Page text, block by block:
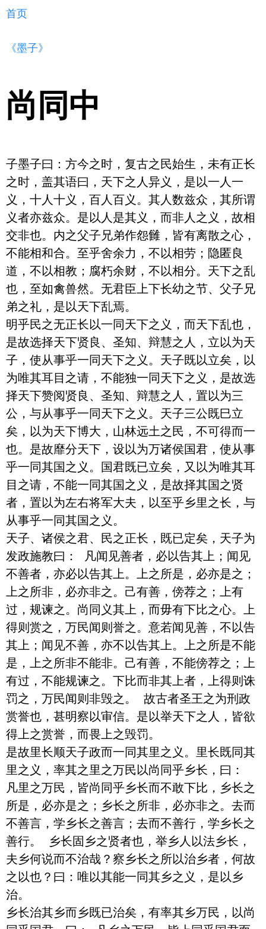
首页
《墨子》
尚同中
子墨子曰：方今之时，复古之民始生，未有正长
之时，盖其语曰，天下之人异义，是以一人一
义，十人十义，百人百义。其人数兹众，其所谓
义者亦兹众。是以人是其义，而非人之义，故相
交非也。内之父子兄弟作怨雠，皆有离散之心，
不能相和合。至乎舍余力，不以相劳；隐匿良
道，不以相教；腐朽余财，不以相分。天下之乱
也，至如禽兽然。无君臣上下长幼之节、父子兄
弟之礼，是以天下乱焉。
明乎民之无正长以一同天下之义，而天下乱也，
是故选择天下贤良、圣知、辩慧之人，立以为天
子，使从事乎一同天下之义。天子既以立矣，以
为唯其耳目之请，不能独一同天下之义，是故选
择天下赞阅贤良、圣知、辩慧之人，置以为三
公，与从事乎一同天下之义。天子三公既巳立
矣，以为天下博大，山林远土之民，不可得而一
也。是故靡分天下，设以为万诸侯国君，使从事
乎一同其国之义。国君既已立矣，又以为唯其耳
目之请，不能一同其国之义，是故择其国之贤
者，置以为左右将军大夫，以至乎乡里之长，与
从事乎一同其国之义。
天子、诸侯之君、民之正长，既已定矣，天子为
发政施教曰： 凡闻见善者，必以告其上；闻见
不善者，亦必以告其上。上之所是，必亦是之；
上之所非，必亦非之。己有善，傍荐之；上有
过，规谏之。尚同义其上，而毋有下比之心。上
得则赏之，万民闻则誉之。意若闻见善，不以告
其上；闻见不善，亦不以告其上。上之所是不能
是，上之所非不能非。己有善，不能傍荐之；上
有过，不能规谏之。下比而非其上者，上得则诛
罚之，万民闻则非毁之。 故古者圣王之为刑政
赏誉也，甚明察以审信。是以举天下之人，皆欲
得上之赏誉，而畏上之毁罚。
是故里长顺天子政而一同其里之义。里长既同其
里之义，率其之里之万民以尚同乎乡长，曰：
凡里之万民，皆尚同乎乡长而不敢下比，乡长之
所是，必亦是之；乡长之所非，必亦非之。去而
不善言，学乡长之善言；去而不善行，学乡长之
善行。 乡长固乡之贤者也，举乡人以法乡长，
夫乡何说而不治哉？察乡长之所以治乡者，何故
之以也？曰：唯以其能一同其乡之义，是以乡
治。
乡长治其乡而乡既已治矣，有率其乡万民，以尚